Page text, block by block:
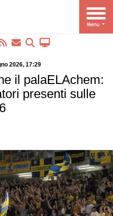
2026, 17:29
il palaELAchem:
presenti sulle